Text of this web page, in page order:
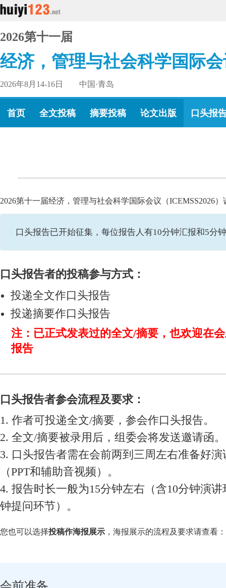
2026第十一届
经济，管理与社会科学国际
2026年8月14-16日 中国·青岛
首页 全文投稿 摘要投稿 论文出版 口头报
2026第十一届经济，管理与社会科学国际会议（ICEMSS2026
口头报告已开始征集，每位报告人有10分钟汇报和5分
口头报告者的投稿参与方式：
投递全文作口头报告
投递摘要作口头报告
注：已正式发表过的全文/摘要，也欢迎在
报告
口头报告者参会流程及要求：
1. 作者可投递全文/摘要，参会作口头报告。
2. 全文/摘要被录用后，组委会将发送邀请函。
3. 口头报告者需在会前两到三周左右准备好演
（PPT和辅助音视频）。
4. 报告时长一般为15分钟左右（含10分钟演讲
钟提问环节）。
您也可以选择投稿作海报展示 ，海报展示的流程及要求请查看：